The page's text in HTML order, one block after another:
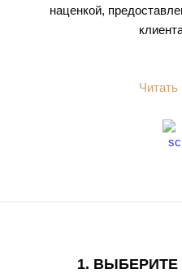
наценкой,
1.